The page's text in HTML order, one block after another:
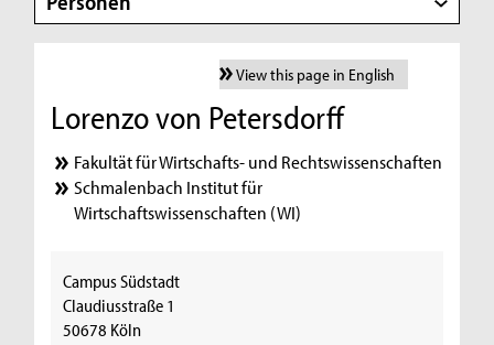
View this page in English
Lorenzo von Petersdorff
Fakultät für Wirtschafts- und Rechtswissenschaften
Schmalenbach Institut für
Wirtschaftswissenschaften (WI)
Campus Südstadt
Claudiusstraße 1
50678 Köln